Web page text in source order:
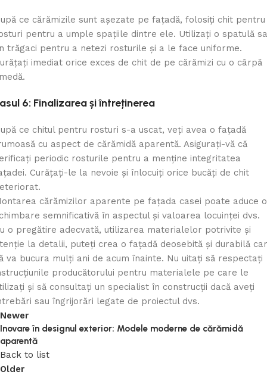
ce cărămizile sunt așezate pe fațadă, folosiți chit pentru
pentru a umple spațiile dintre ele. Utilizați o spatulă
trăgaci pentru a netezi rosturile și a le face uniforme.
imediat orice exces de chit de pe cărămizi cu o cârpă
6: Finalizarea și întreținerea
ce chitul pentru rosturi s-a uscat, veți avea o fațadă
cu aspect de cărămidă aparentă. Asigurați-vă că
periodic rosturile pentru a menține integritatea
Curățați-le la nevoie și înlocuiți orice bucăți de chit
cărămizilor aparente pe fațada casei poate aduce o
semnificativă în aspectul și valoarea locuinței dvs.
o pregătire adecvată, utilizarea materialelor potrivite și
la detalii, puteți crea o fațadă deosebită și durabilă
va bucura mulți ani de acum înainte. Nu uitați să respectați
producătorului pentru materialele pe care le
și să consultați un specialist în construcții dacă aveți
sau îngrijorări legate de proiectul dvs.
Newer
Inovare în designul exterior: Modele moderne de cărămidă
aparentă
Back to list
Older